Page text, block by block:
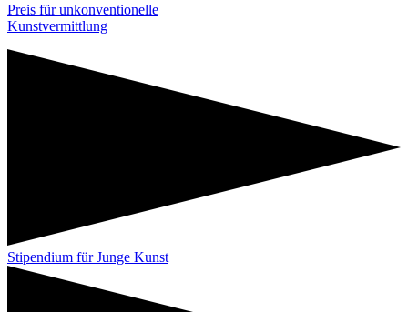
Preis für unkonventionelle
Kunstvermittlung
Stipendium für Junge Kunst